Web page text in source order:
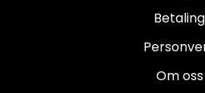
Betaling
Om oss